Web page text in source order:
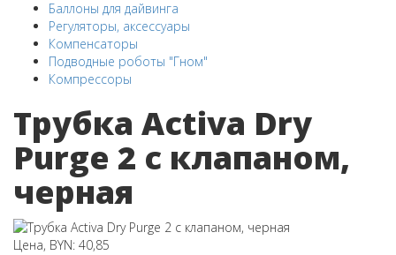
Баллоны для дайвинга
Регуляторы, аксессуары
Компенсаторы
Подводные роботы "Гном"
Компрессоры
Трубка Activa Dry
Purge 2 с клапаном,
черная
Цена, BYN: 40,85